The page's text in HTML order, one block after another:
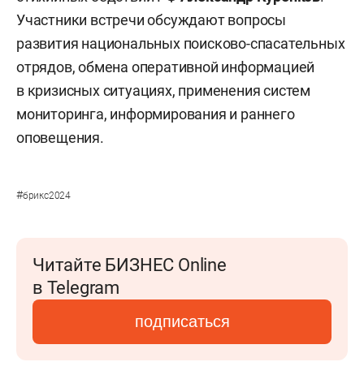
Участники встречи обсуждают вопросы
развития национальных поисково-спасательных
отрядов, обмена оперативной информацией
в кризисных ситуациях, применения систем
мониторинга, информирования и раннего
оповещения.
#брикс2024
Читайте БИЗНЕС Online
в Telegram
подписаться